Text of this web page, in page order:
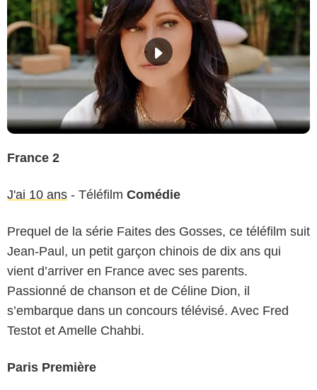
France 2
J'ai 10 ans - Téléfilm Comédie
Prequel de la série Faites des Gosses, ce téléfilm suit
Jean-Paul, un petit garçon chinois de dix ans qui
vient d’arriver en France avec ses parents.
Passionné de chanson et de Céline Dion, il
s’embarque dans un concours télévisé. Avec Fred
Testot et Amelle Chahbi.
Paris Première